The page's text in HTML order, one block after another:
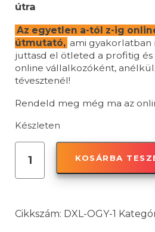
útra
Az egyetlen a-tól z-ig
útmutató, ami gyakorlatban
juttasd el ötleted a profitig
online vállalkozóként,
tévesztenél!
Rendeld meg még ma az
Készleten
Gyorsítósáv
könyv
KOSÁRBA
Cikkszám: DXL-OGY-1